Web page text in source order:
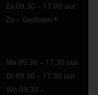
Za 09.30 – 17.00 uur
Zo – Gesloten *
Ma 09.30 – 17.30 uur
Di 09.30 – 17.30 uur
Wo 09.30 –